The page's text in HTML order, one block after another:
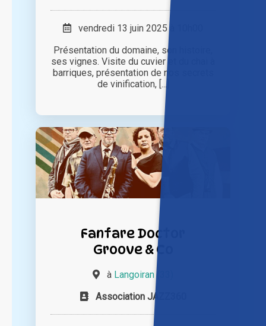
vendredi 13 juin 2025 à 10h00
Présentation du domaine, son histoire,
ses vignes. Visite du cuvier et du chai à
barriques, présentation de nos secrets
de vinification, [...]
Fanfare Doctor
Groove & Co
à Langoiran (33)
Association JAZZ360